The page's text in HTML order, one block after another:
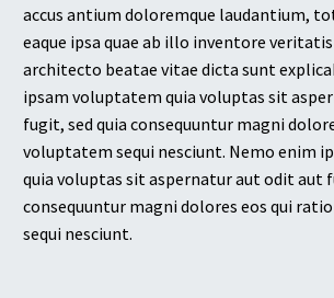
accus antium doloremque laudantium,
eaque ipsa quae ab illo inventore
architecto beatae vitae dicta sunt
ipsam voluptatem quia voluptas sit
fugit, sed quia consequuntur magni
voluptatem sequi nesciunt. Nemo enim
quia voluptas sit aspernatur aut odit aut
consequuntur magni dolores eos qui
sequi nesciunt.